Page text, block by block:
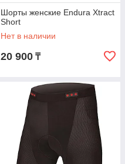
Шорты женские Endura Xtract
Short
Нет в наличии
20 900 ₸